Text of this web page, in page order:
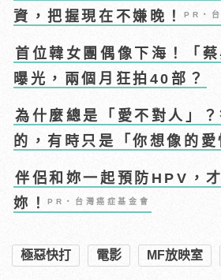
資，把握現在不嫌晚！PR・
首位韓女團偶像下海！「
曝光，兩個月狂拍40部？
為什麼總是「愛不對人」
的，有時只是「你想像的愛
伴侶和妳一起預防HPV，
妳！PR・台灣癌症基金會
極惡快打 電影 MF放映室